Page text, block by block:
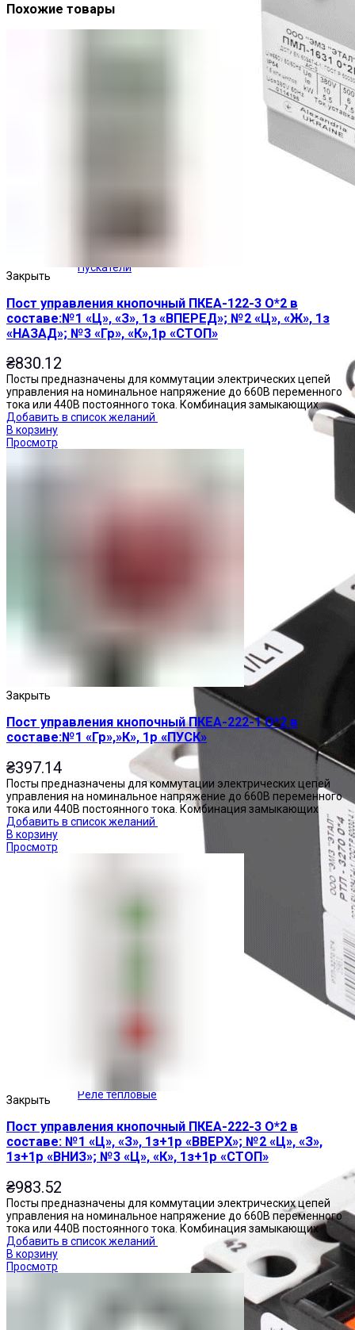
Пускатели
Реле тепловые
Похожие товары
Закрыть
Пост управления кнопочный ПКЕА-122-3 О*2 в
составе:№1 «Ц», «З», 1з «ВПЕРЕД»; №2 «Ц», «Ж», 1з
«НАЗАД»; №3 «Гр», «К»,1р «СТОП»
₴830.12
Посты предназначены для коммутации электрических цепей
управления на номинальное напряжение до 660В переменного
тока или 440В постоянного тока. Комбинация замыкающих
Добавить в список желаний
В корзину
Просмотр
Закрыть
Пост управления кнопочный ПКЕА-222-1 О*2 в
составе:№1 «Гр»,»К», 1р «ПУСК»
₴397.14
Посты предназначены для коммутации электрических цепей
управления на номинальное напряжение до 660В переменного
тока или 440В постоянного тока. Комбинация замыкающих
Добавить в список желаний
В корзину
Просмотр
Закрыть
Пост управления кнопочный ПКЕА-222-3 О*2 в
составе: №1 «Ц», «З», 1з+1р «ВВЕРХ»; №2 «Ц», «З»,
1з+1р «ВНИЗ»; №3 «Ц», «К», 1з+1р «СТОП»
₴983.52
Посты предназначены для коммутации электрических цепей
управления на номинальное напряжение до 660В переменного
тока или 440В постоянного тока. Комбинация замыкающих
Добавить в список желаний
В корзину
Просмотр